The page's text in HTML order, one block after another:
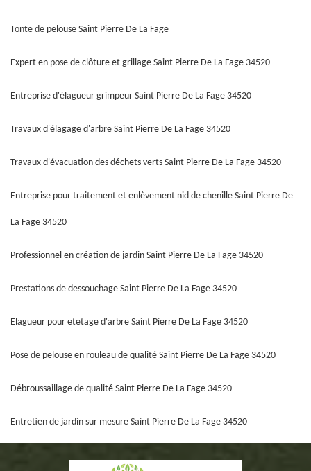
Tonte de pelouse Saint Pierre De La Fage
Expert en pose de clôture et grillage Saint Pierre De La Fage 34520
Entreprise d'élagueur grimpeur Saint Pierre De La Fage 34520
Travaux d'élagage d'arbre Saint Pierre De La Fage 34520
Travaux d'évacuation des déchets verts Saint Pierre De La Fage 34520
Entreprise pour traitement et enlèvement nid de chenille Saint Pierre De
La Fage 34520
Professionnel en création de jardin Saint Pierre De La Fage 34520
Prestations de dessouchage Saint Pierre De La Fage 34520
Elagueur pour etetage d'arbre Saint Pierre De La Fage 34520
Pose de pelouse en rouleau de qualité Saint Pierre De La Fage 34520
Débroussaillage de qualité Saint Pierre De La Fage 34520
Entretien de jardin sur mesure Saint Pierre De La Fage 34520